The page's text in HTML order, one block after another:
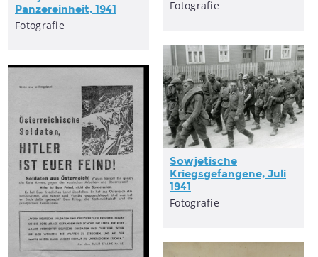
Fotografie
Panzereinheit, 1941
Fotografie
Sowjetische
Kriegsgefangene, Juli
1941
Fotografie